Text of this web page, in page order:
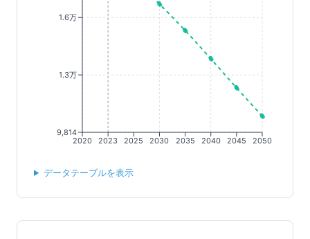
2020 2023 2025 2030 2035 2040 2045 2050
9,814
1.3万
1.6万
データテーブルを表示